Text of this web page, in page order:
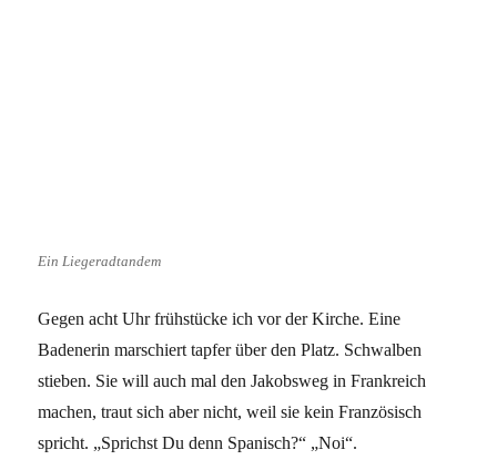
Ein Liegeradtandem
Gegen acht Uhr frühstücke ich vor der Kirche. Eine
Badenerin marschiert tapfer über den Platz. Schwalben
stieben. Sie will auch mal den Jakobsweg in Frankreich
machen, traut sich aber nicht, weil sie kein Französisch
spricht. „Sprichst Du denn Spanisch?“ „Noi“.